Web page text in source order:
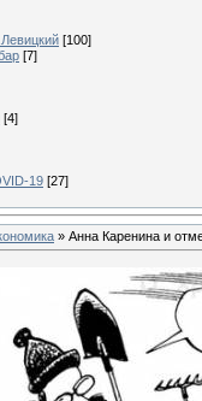
[100]
[7]
[4]
19 [27]
» Анна Каренина и